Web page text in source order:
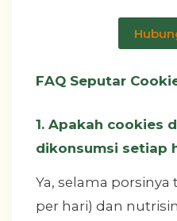
FAQ Seputar
1. Apakah cookies
dikonsumsi setiap
Ya, selama porsinya
per hari) dan